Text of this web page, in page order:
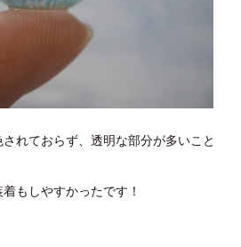
れておらず、透明な部分が多いこと
もしやすかったです！